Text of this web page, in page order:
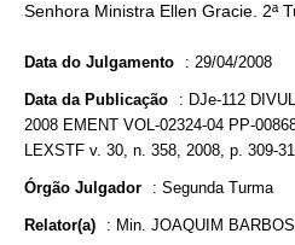
Senhora Ministra Ellen Gracie. 2ª
Data do Julgamento : 29/04/2008
Data da Publicação : DJe-112
2008 EMENT VOL-02324-04 PP-
LEXSTF v. 30, n. 358, 2008, p. 309-
Órgão Julgador : Segunda Turma
Relator(a) : Min. JOAQUIM